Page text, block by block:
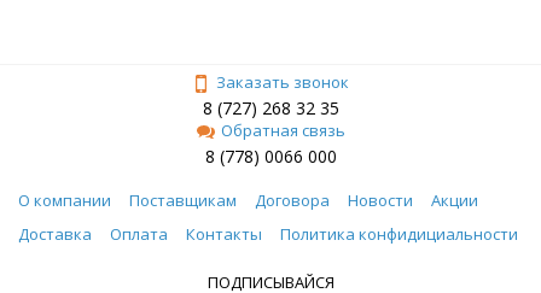
Заказать звонок
8 (727) 268 32 35
Обратная связь
8 (778) 0066 000
О компании Поставщикам Договора Новости
Акции
Доставка
Оплата Контакты Политика конфидициальности
ПОДПИСЫВАЙСЯ